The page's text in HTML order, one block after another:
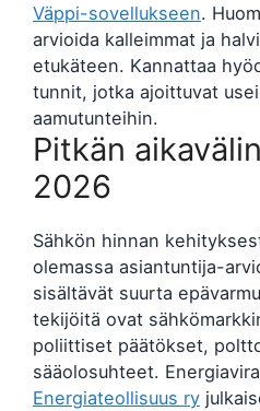
Väppi-sovellukseen.
arvioida kalleimmat ja
etukäteen. Kannattaa
tunnit, jotka ajoittuvat
aamutunteihin.
Pitkän
2026
Sähkön hinnan
olemassa asiantuntija-
sisältävät suurta
tekijöitä ovat
poliittiset päätökset,
sääolosuhteet.
Energiateollisuus ry